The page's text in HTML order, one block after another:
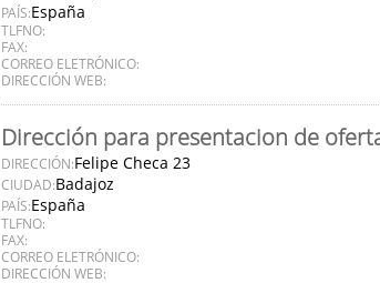
PAÍS:España
TLFNO:
FAX:
CORREO ELETRÓNICO:
DIRECCIÓN WEB:
Dirección para presentacion de
DIRECCIÓN:Felipe Checa 23
CIUDAD:Badajoz
PAÍS:España
TLFNO:
FAX:
CORREO ELETRÓNICO:
DIRECCIÓN WEB: